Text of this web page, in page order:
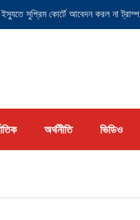
কোর্টে আবেদন করল না ট্রাম্প প্রশাসন
অর্থনীতি ভিডিও